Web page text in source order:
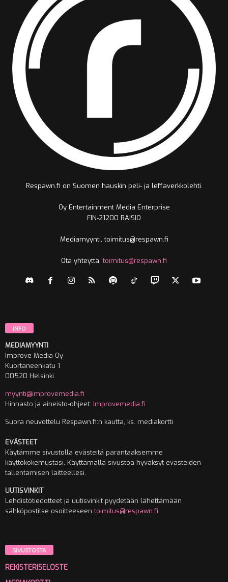
Respawn.fi on Suomen hauskin peli- ja leffaverkkolehti.
Oy Entertainment Media Enterprise
FIN-21200 RAISIO
Mediamyynti, toimitus@respawn.fi
Ota yhteyttä:toimitus@respawn.fi
INFO
MEDIAMYYNTI
Improve Media Oy
Kuortaneenkatu 1
00520 Helsinki
myynti@improvemedia.fi
Hinnasto ja aineisto-ohjeet: Improvemedia.fi
Suora neuvottelu Respawn.fi:n kautta, ks. mediakortti
EVÄSTEET
Käytämme sivustolla evästeitä parantaaksemme
käyttökokemustasi. Käyttämällä sivustoa hyväksyt evästeiden
tallentamisen laitteellesi.
UUTISVINKIT
Lehdistötiedotteet ja uutisvinkit pyydetään lähettämään
sähköpostitse osoitteeseentoimitus@respawn.fi
SIVUSTOSTA
REKISTERISELOSTE